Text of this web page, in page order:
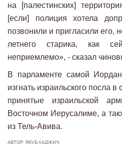
на [палестинских]
[если] полиция хотела
позвонили и пригласили его,
летнего старика, как
неприемлемо», - сказал
В парламенте самой
изгнать израильского посла
принятые израильской
Восточном Иерусалиме, а
из Тель-Авива.
АВТОР: ЯКУБ ХАДЖИЧ